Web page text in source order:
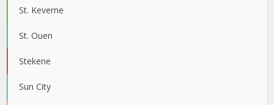
St. Keverne
St. Ouen
Stekene
Sun City